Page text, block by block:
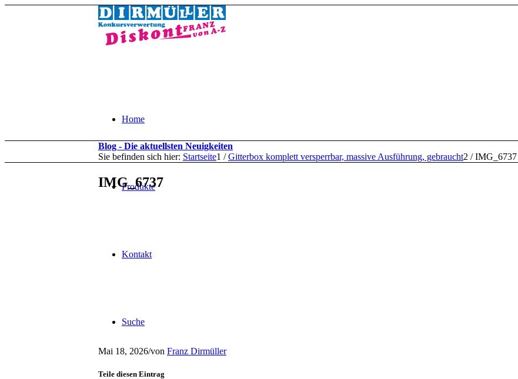
Home
Produkte
Kontakt
Suche
Blog - Die aktuellsten Neuigkeiten
Sie befinden sich hier: Startseite1 / Gitterbox komplett versperrbar, massive Ausführung, gebraucht2 / IMG_6737
IMG_6737
Mai 18, 2026/von Franz Dirmüller
Teile diesen Eintrag